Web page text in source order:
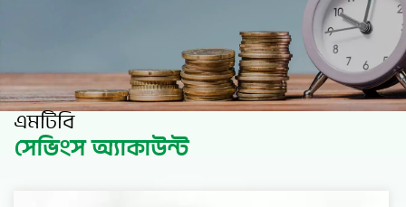
এমটিবি
সেভিংস অ্যাকাউন্ট